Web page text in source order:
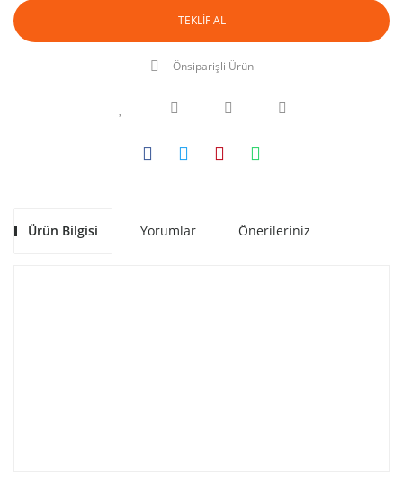
TEKLİF AL
Önsiparişli Ürün
Ürün Bilgisi Yorumlar Önerileriniz